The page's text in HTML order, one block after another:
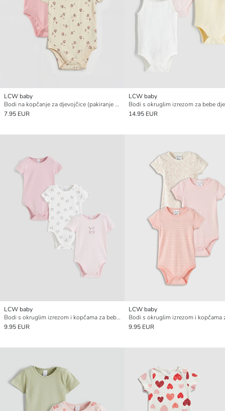
LCW baby
Bodi na kopčanje za djevojčice (pakiranje od 2)
7.95 EUR
LCW baby
14.95 EUR
LCW baby
Bodi s okruglim izrezom i kopčama za bebe, set od 3 komada
9.95 EUR
LCW baby
9.95 EUR